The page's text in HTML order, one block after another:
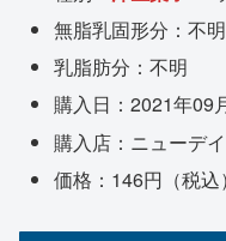
無脂乳固形分：不明
乳脂肪分：不明
購入日：2021年09
購入店：ニューデ
価格：146円（税込）